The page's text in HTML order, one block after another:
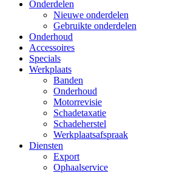
Onderdelen
Nieuwe onderdelen
Gebruikte onderdelen
Onderhoud
Accessoires
Specials
Werkplaats
Banden
Onderhoud
Motorrevisie
Schadetaxatie
Schadeherstel
Werkplaatsafspraak
Diensten
Export
Ophaalservice